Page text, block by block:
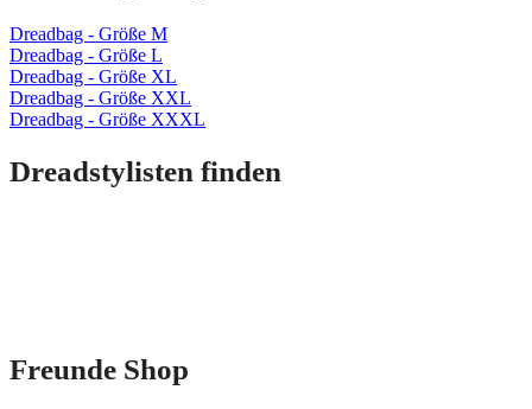
Dreadbag - Größe M
Dreadbag - Größe L
Dreadbag - Größe XL
Dreadbag - Größe XXL
Dreadbag - Größe XXXL
Dreadstylisten finden
Freunde Shop